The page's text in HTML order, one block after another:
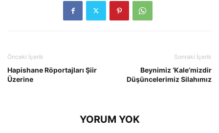
Önceki İçerik
Hapishane Röportajları Şiir
Üzerine
Sonraki İçerik
Beynimiz ‘Kale’mizdir
Düşüncelerimiz Silahımız
YORUM YOK